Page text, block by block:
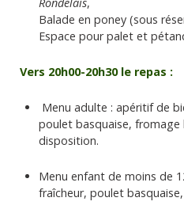
Rondelais,
Balade en poney (sous
Espace pour palet et
Vers 20h00-20h30 le repas :
Menu adulte : apéritif de
poulet basquaise,
disposition.
Menu enfant de moins de
fraîcheur, poulet